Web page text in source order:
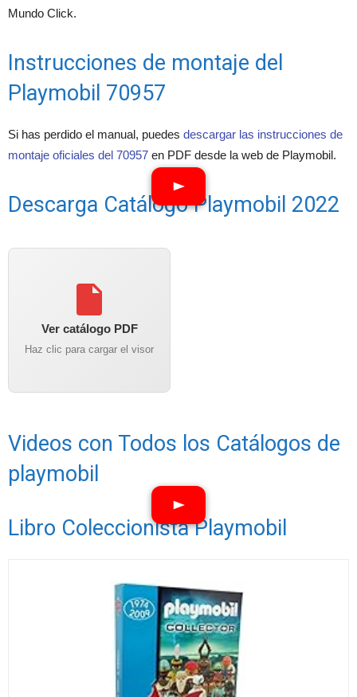
Mundo Click.
Instrucciones de montaje del
Playmobil 70957
Si has perdido el manual, puedes descargar las instrucciones de
montaje oficiales del 70957 en PDF desde la web de Playmobil.
Descarga Catálogo Playmobil 2022
Ver catálogo PDF
Haz clic para cargar el visor
Videos con Todos los Catálogos de
playmobil
Libro Coleccionista Playmobil